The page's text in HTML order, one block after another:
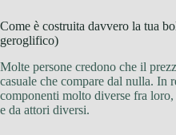
Come è costruita davvero la tua
geroglifico)
Molte persone credono che il
casuale che compare dal nulla. In
componenti molto diverse fra
e da attori diversi.